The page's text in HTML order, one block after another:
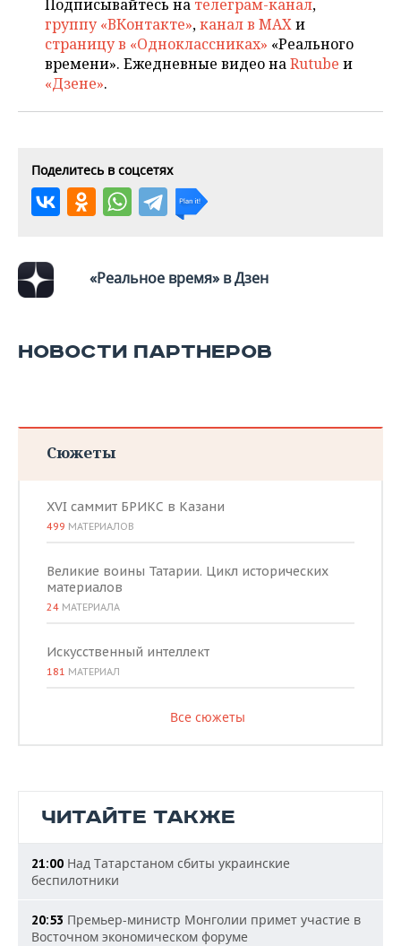
ФИГУРНОЕ КАТАНИЕ
ВОДНЫЕ ВИДЫ СПОРТА
МЕДИЦИНА
ОБРАЗОВАНИЕ
Подписывайтесь на телеграм-канал,
группу «ВКонтакте»,канал в MAXи
страницу в «Одноклассниках» «Реального
времени». Ежедневные видео наRutube и
«Дзене».
Поделитесь в соцсетях
«Реальное время» в Дзен
НОВОСТИ ПАРТНЕРОВ
Сюжеты
XVI саммит БРИКС в Казани
499 МАТЕРИАЛОВ
Великие воины Татарии. Цикл исторических
материалов
24 МАТЕРИАЛА
Искусственный интеллект
181 МАТЕРИАЛ
Все сюжеты
ЧИТАЙТЕ ТАКЖЕ
21:00 Над Татарстаном сбиты украинские
беспилотники
20:53 Премьер-министр Монголии примет участие в
Восточном экономическом форуме